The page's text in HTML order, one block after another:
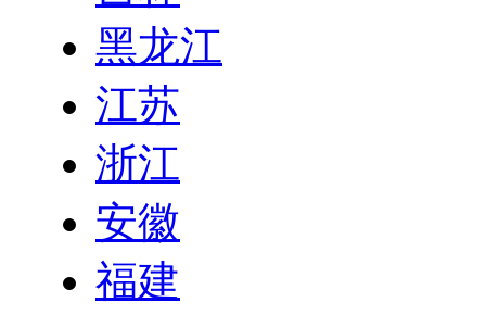
黑龙江
江苏
浙江
安徽
福建